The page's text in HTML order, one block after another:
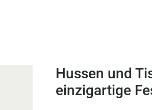
Hussen und
einzigartige